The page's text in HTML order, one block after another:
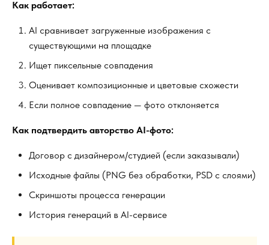
Как работает:
AI сравнивает загруженные изображения с
существующими на площадке
Ищет пиксельные совпадения
Оценивает композиционные и цветовые схожести
Если полное совпадение — фото отклоняется
Как подтвердить авторство AI-фото:
Договор с дизайнером/студией (если заказывали)
Исходные файлы (PNG без обработки, PSD с слоями)
Скриншоты процесса генерации
История генераций в AI-сервисе